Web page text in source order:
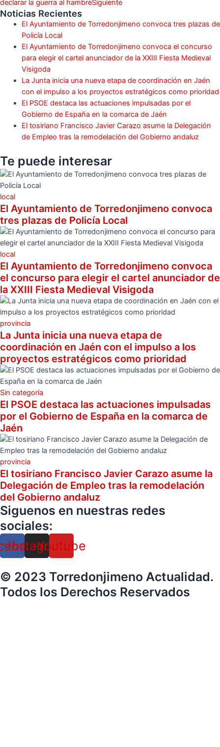
declarar la guerra al hambreSiguiente
Noticias Recientes
El Ayuntamiento de Torredonjimeno convoca tres plazas de
Policía Local
El Ayuntamiento de Torredonjimeno convoca el concurso
para elegir el cartel anunciador de la XXIII Fiesta Medieval
Visigoda
La Junta inicia una nueva etapa de coordinación en Jaén
con el impulso a los proyectos estratégicos como prioridad
El PSOE destaca las actuaciones impulsadas por el
Gobierno de España en la comarca de Jaén
El tosiriano Francisco Javier Carazo asume la Delegación
de Empleo tras la remodelación del Gobierno andaluz
Te puede interesar
local
El Ayuntamiento de Torredonjimeno convoca
tres plazas de Policía Local
local
El Ayuntamiento de Torredonjimeno convoca
el concurso para elegir el cartel anunciador de
la XXIII Fiesta Medieval Visigoda
provincia
La Junta inicia una nueva etapa de
coordinación en Jaén con el impulso a los
proyectos estratégicos como prioridad
Sin categoría
El PSOE destaca las actuaciones impulsadas
por el Gobierno de España en la comarca de
Jaén
provincia
El tosiriano Francisco Javier Carazo asume la
Delegación de Empleo tras la remodelación
del Gobierno andaluz
Siguenos en nuestras redes
sociales:
Instagram
Youtube
© 2023 Torredonjimeno Actualidad.
Todos los Derechos Reservados